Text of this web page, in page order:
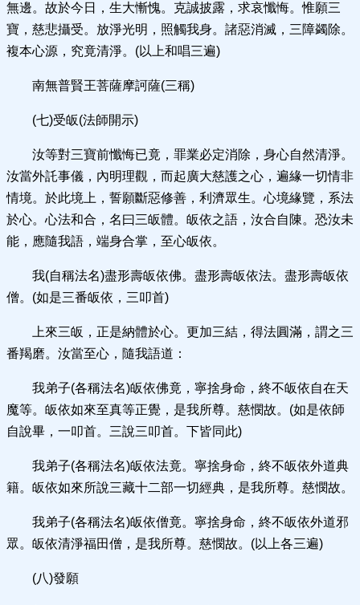
無邊。故於今日，生大慚愧。克誠披露，求哀懺悔。惟願三
寶，慈悲攝受。放淨光明，照觸我身。諸惡消滅，三障蠲除。
複本心源，究竟清淨。(以上和唱三遍)
南無普賢王菩薩摩訶薩(三稱)
(七)受皈(法師開示)
汝等對三寶前懺悔已竟，罪業必定消除，身心自然清淨。
汝當外託事儀，內明理觀，而起廣大慈護之心，遍緣一切情非
情境。於此境上，誓願斷惡修善，利濟眾生。心境緣覽，系法
於心。心法和合，名曰三皈體。皈依之語，汝合自陳。恐汝未
能，應隨我語，端身合掌，至心皈依。
我(自稱法名)盡形壽皈依佛。盡形壽皈依法。盡形壽皈依
僧。(如是三番皈依，三叩首)
上來三皈，正是納體於心。更加三結，得法圓滿，謂之三
番羯磨。汝當至心，隨我語道：
我弟子(各稱法名)皈依佛竟，寧捨身命，終不皈依自在天
魔等。皈依如來至真等正覺，是我所尊。慈憫故。(如是依師
自說畢，一叩首。三說三叩首。下皆同此)
我弟子(各稱法名)皈依法竟。寧捨身命，終不皈依外道典
籍。皈依如來所說三藏十二部一切經典，是我所尊。慈憫故。
我弟子(各稱法名)皈依僧竟。寧捨身命，終不皈依外道邪
眾。皈依清淨福田僧，是我所尊。慈憫故。(以上各三遍)
(八)發願